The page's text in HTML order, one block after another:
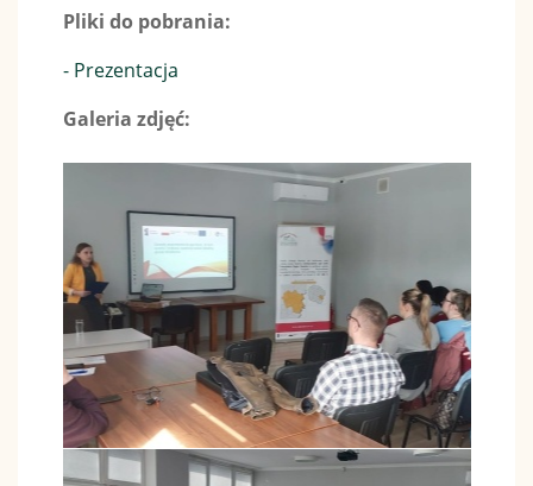
Pliki do pobrania:
- Prezentacja
Galeria zdjęć: